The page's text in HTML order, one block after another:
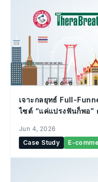
เจาะกลยุทธ์ Full-
ไซต์ “แค่แปรงฟันก็พอ”
Jun 4, 2026
Case Study
E-